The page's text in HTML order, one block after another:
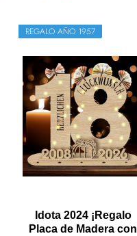
REGALO AÑO 1957
Idota 2024 ¡Regalo
Placa de Madera con